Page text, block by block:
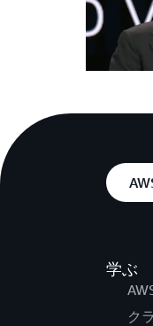
学ぶ
ク